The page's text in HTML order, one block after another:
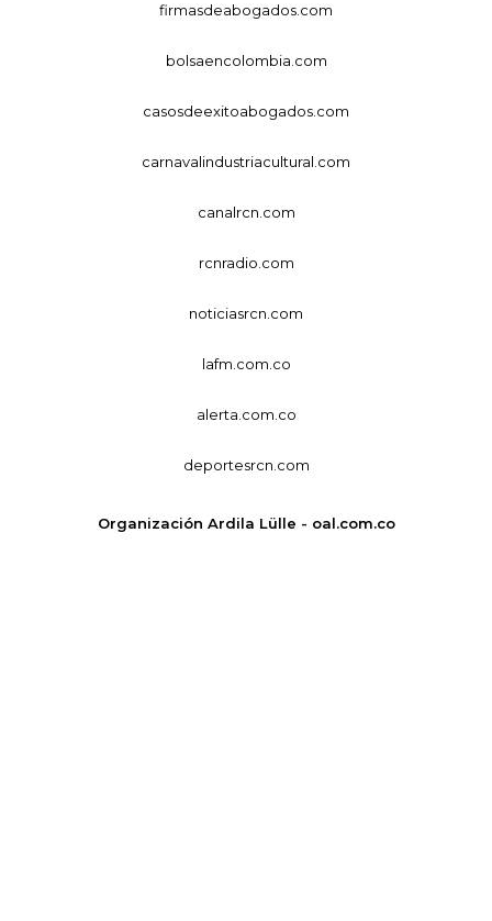
firmasdeabogados.com
bolsaencolombia.com
casosdeexitoabogados.com
carnavalindustriacultural.com
canalrcn.com
rcnradio.com
noticiasrcn.com
lafm.com.co
alerta.com.co
deportesrcn.com
Organización Ardila Lülle - oal.com.co